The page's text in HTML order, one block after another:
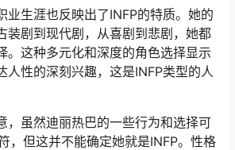
业生涯也反映出了INFP的特质。她的
装剧到现代剧，从喜剧到悲剧，她都
。这种多元化和深度的角色选择显示
人性的深刻兴趣，这是INFP类型的人
，虽然迪丽热巴的一些行为和选择可
，但这并不能确定她就是INFP。性格